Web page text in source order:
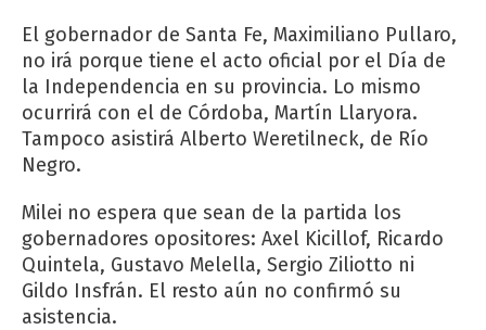
El gobernador de Santa Fe, Maximiliano Pullaro,
no irá porque tiene el acto oficial por el Día de
la Independencia en su provincia. Lo mismo
ocurrirá con el de Córdoba, Martín Llaryora.
Tampoco asistirá Alberto Weretilneck, de Río
Negro.
Milei no espera que sean de la partida los
gobernadores opositores: Axel Kicillof, Ricardo
Quintela, Gustavo Melella, Sergio Ziliotto ni
Gildo Insfrán. El resto aún no confirmó su
asistencia.